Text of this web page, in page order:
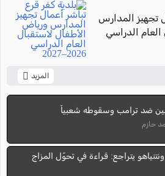
تجهيز المدارس
الدراسي
المزيد
ضد ترامب وسقوطه شعبياً
يتراجع: قراءة في تحوّل المزاج